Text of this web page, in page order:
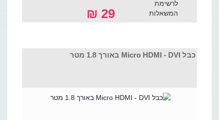
29 ₪
כבל Micro HDMI - DVI באורך 1.8 מטר